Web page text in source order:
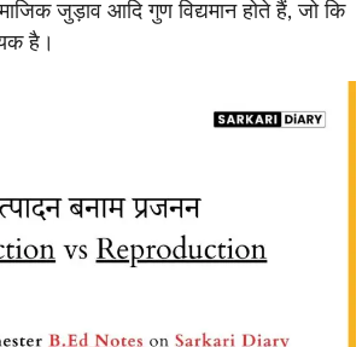
जुड़ाव आदि गुण विद्यमान होते हैं, जो कि
है।